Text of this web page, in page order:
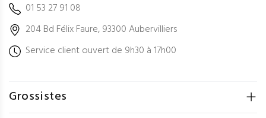
01 53 27 91 08
204 Bd Félix Faure, 93300 Aubervilliers
Service client ouvert de 9h30 à 17h00
Grossistes